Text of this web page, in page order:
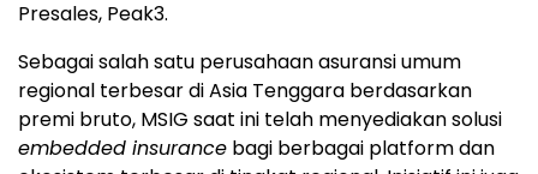
Presales, Peak3.
Sebagai salah satu perusahaan asuransi umum
regional terbesar di Asia Tenggara berdasarkan
premi bruto, MSIG saat ini telah menyediakan solusi
embedded insurance bagi berbagai platform dan